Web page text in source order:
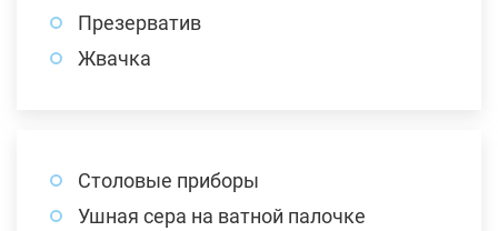
Презерватив
Жвачка
Столовые приборы
Ушная сера на ватной палочке